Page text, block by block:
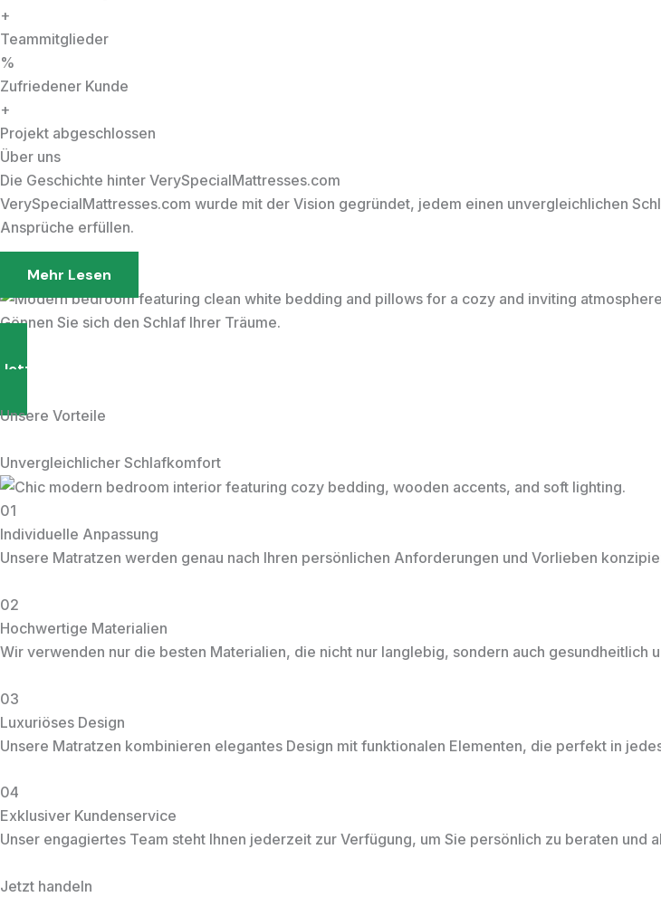
+
Teammitglieder
%
Zufriedener Kunde
+
Projekt abgeschlossen
Über uns
Die Geschichte hinter VerySpecialMattresses.com
VerySpecialMattresses.com wurde mit der Vision gegründet, jedem einen unvergleichlichen
Ansprüche erfüllen.
Mehr Lesen
Gönnen Sie sich den Schlaf Ihrer Träume.
Jetzt Entdecken
Unsere Vorteile
Unvergleichlicher Schlafkomfort
01
Individuelle Anpassung
Unsere Matratzen werden genau nach Ihren persönlichen Anforderungen und Vorlieben
02
Hochwertige Materialien
Wir verwenden nur die besten Materialien, die nicht nur langlebig, sondern auch gesundheitlich
03
Luxuriöses Design
Unsere Matratzen kombinieren elegantes Design mit funktionalen Elementen, die perfekt in
04
Exklusiver Kundenservice
Unser engagiertes Team steht Ihnen jederzeit zur Verfügung, um Sie persönlich zu beraten und
Jetzt handeln